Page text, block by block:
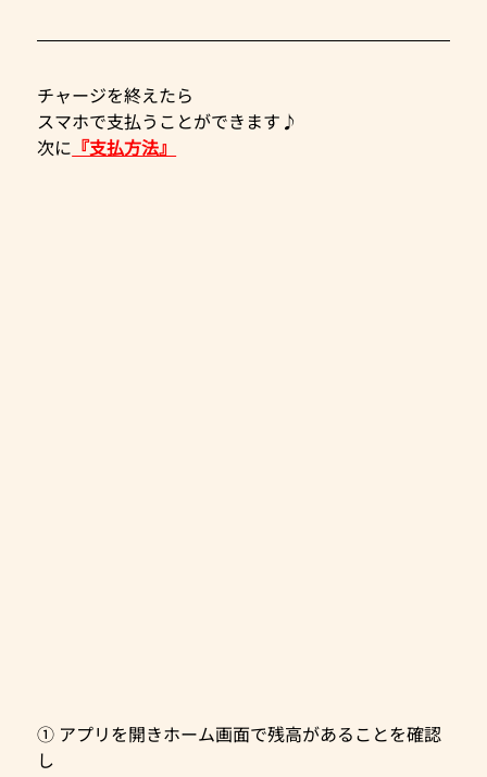
チャージを終えたら
スマホで支払うことができます♪
次に 『支払方法』
① アプリを開きホーム画面で残高があることを確認
し